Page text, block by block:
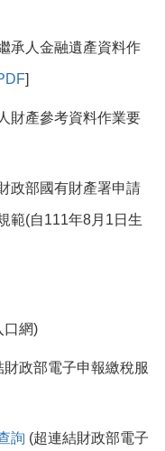
承人金融遺產資料作
]
財產參考資料作業要
政部國有財產署申請
範(自111年8月1日生
口網)
財政部電子申報繳稅服
詢 (超連結財政部電子